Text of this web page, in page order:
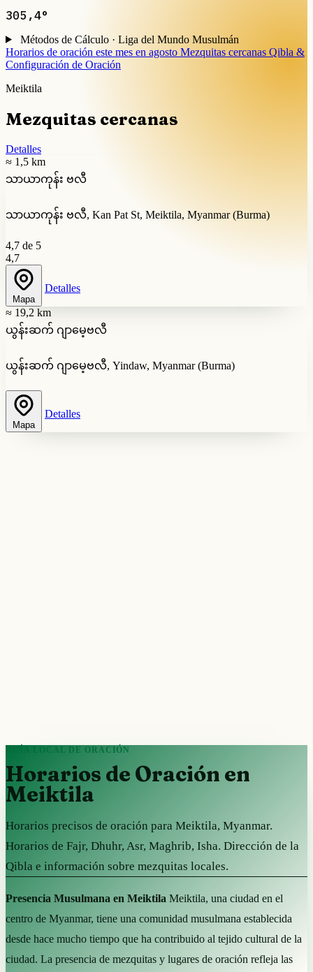
305,4°
Métodos de Cálculo · Liga del Mundo Musulmán
Horarios de oración este mes en agosto Mezquitas cercanas Qibla &
Configuración de Oración
Meiktila
Mezquitas cercanas
Detalles
≈ 1,5 km
သာယာကုန်း ဗလီ
သာယာကုန်း ဗလီ, Kan Pat St, Meiktila, Myanmar (Burma)
4,7 de 5
4,7
Mapa
Detalles
≈ 19,2 km
ယွန်းဆက် ဂျာမေ့ဗလီ
ယွန်းဆက် ဂျာမေ့ဗလီ, Yindaw, Myanmar (Burma)
Mapa
Detalles
GUÍA LOCAL DE ORACIÓN
Horarios de Oración en
Meiktila
Horarios precisos de oración para Meiktila, Myanmar.
Horarios de Fajr, Dhuhr, Asr, Maghrib, Isha. Dirección de la
Qibla e información sobre mezquitas locales.
Presencia Musulmana en Meiktila Meiktila, una ciudad en el
centro de Myanmar, tiene una comunidad musulmana establecida
desde hace mucho tiempo que ha contribuido al tejido cultural de la
ciudad. La presencia de mezquitas y lugares de oración refleja las